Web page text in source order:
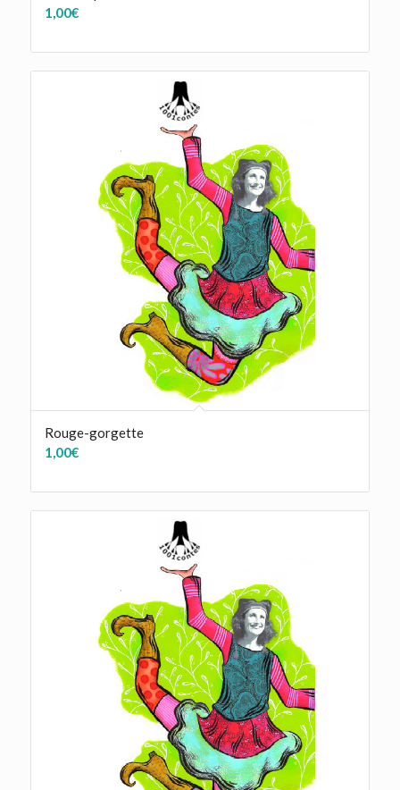
1,00€
Rouge-gorgette
1,00€